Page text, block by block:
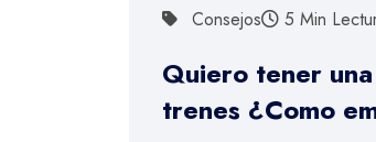
Consejos 5 Min
Quiero tener
trenes ¿Como